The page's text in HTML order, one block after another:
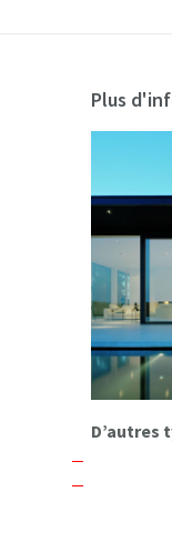
Plus